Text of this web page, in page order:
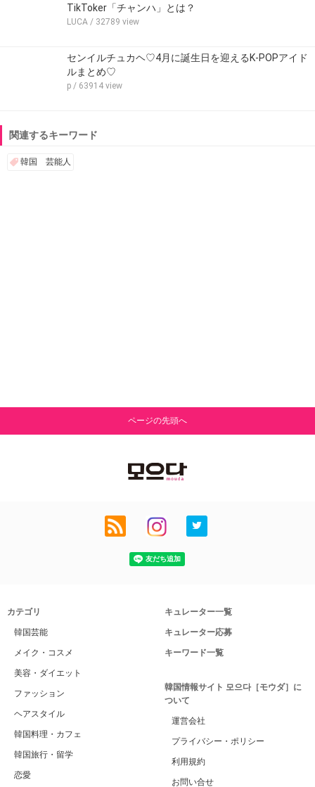
TikToker「チャンハ」とは？
LUCA / 32789 view
センイルチュカヘ♡4月に誕生日を迎えるK-POPアイド
ルまとめ♡
p / 63914 view
関連するキーワード
韓国 芸能人
ページの先頭へ
カテゴリ
韓国芸能
メイク・コスメ
美容・ダイエット
ファッション
ヘアスタイル
韓国料理・カフェ
韓国旅行・留学
恋愛
キュレーター一覧
キュレーター応募
キーワード一覧
韓国情報サイト 모으다［モウダ］に
ついて
運営会社
プライバシー・ポリシー
利用規約
お問い合せ